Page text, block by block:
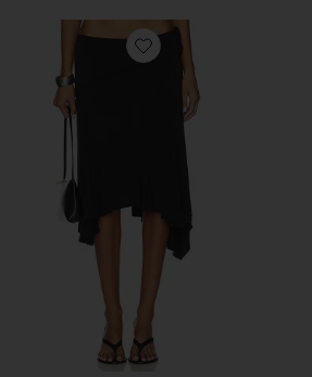
Favorite Sharni Skirt